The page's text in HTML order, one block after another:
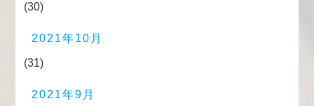
(30)
2021年10月
(31)
2021年9月